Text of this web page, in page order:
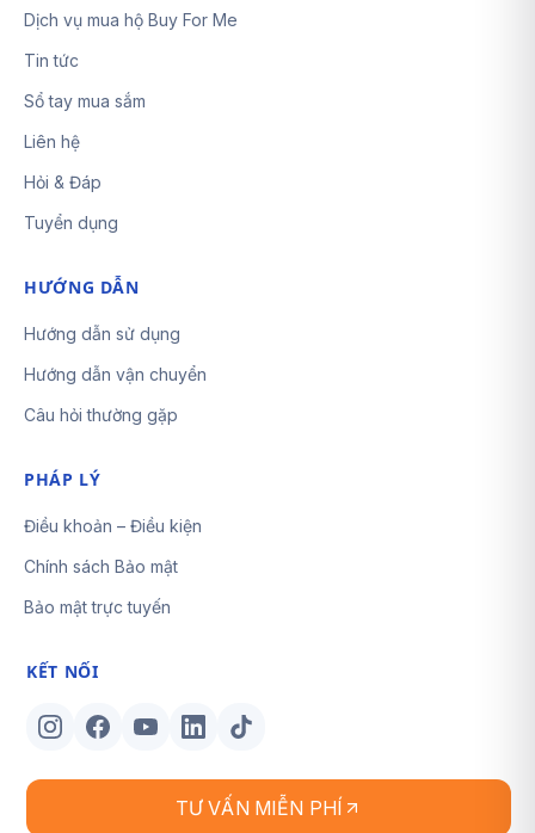
Dịch vụ mua hộ Buy For Me
Tin tức
Sổ tay mua sắm
Liên hệ
Hỏi & Đáp
Tuyển dụng
HƯỚNG DẪN
Hướng dẫn sử dụng
Hướng dẫn vận chuyển
Câu hỏi thường gặp
PHÁP LÝ
Điều khoản – Điều kiện
Chính sách Bảo mật
Bảo mật trực tuyến
KẾT NỐI
TƯ VẤN MIỄN PHÍ